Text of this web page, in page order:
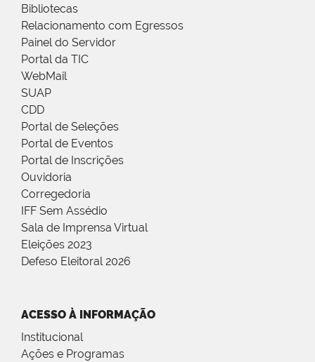
Bibliotecas
Relacionamento com Egressos
Painel do Servidor
Portal da TIC
WebMail
SUAP
CDD
Portal de Seleções
Portal de Eventos
Portal de Inscrições
Ouvidoria
Corregedoria
IFF Sem Assédio
Sala de Imprensa Virtual
Eleições 2023
Defeso Eleitoral 2026
ACESSO À INFORMAÇÃO
Institucional
Ações e Programas